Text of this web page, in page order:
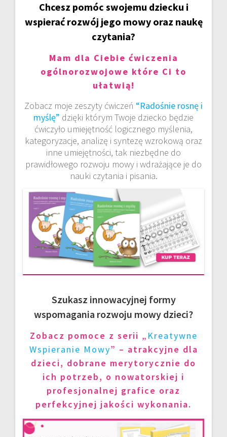
Chcesz pomóc swojemu dziecku i
wspierać rozwój jego mowy oraz naukę
czytania?
Mam dla Ciebie ćwiczenia
ogólnorozwojowe które Ci to
ułatwią!
Zobacz moje zeszyty ćwiczeń “Radośnie rosnę i
myślę” dzięki którym Twoje dziecko będzie
ćwiczyło umiejętność logicznego myślenia,
kategoryzacje, analizę i syntezę wzrokową oraz
inne umiejętności, tak niezbędne do
prawidłowego rozwoju mowy i wdrażające je do
nauki czytania i pisania.
Szukasz innowacyjnej formy
wspomagania rozwoju mowy dzieci?
Zobacz pomoce z serii „ Kreatywne
Wspieranie Mowy” – atrakcyjne dla
dzieci, dobrane merytorycznie do
ich potrzeb, o nowatorskiej i
profesjonalnej grafice oraz
perfekcyjnej jakości wykonania.